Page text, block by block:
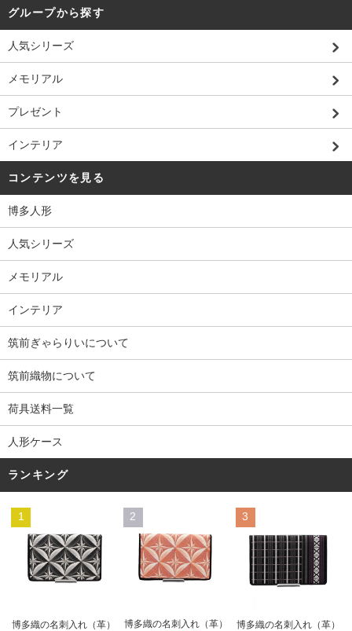
グループから探す
人気シリーズ
メモリアル
プレゼント
インテリア
コンテンツを見る
博多人形
人気シリーズ
メモリアル
インテリア
筑前ぎゃらりいについて
筑前織物について
荷具送料一覧
人形ケース
ランキング
1
博多織の名刺入れ（革）
2
博多織の名刺入れ（革）
3
博多織の名刺入れ（革）